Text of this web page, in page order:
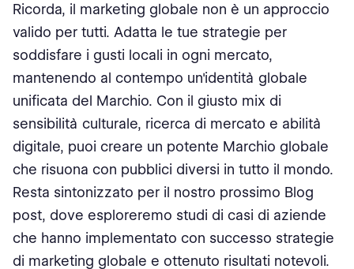
Ricorda, il marketing globale non è un approccio
valido per tutti. Adatta le tue strategie per
soddisfare i gusti locali in ogni mercato,
mantenendo al contempo un'identità globale
unificata del Marchio. Con il giusto mix di
sensibilità culturale, ricerca di mercato e abilità
digitale, puoi creare un potente Marchio globale
che risuona con pubblici diversi in tutto il mondo.
Resta sintonizzato per il nostro prossimo Blog
post, dove esploreremo studi di casi di aziende
che hanno implementato con successo strategie
di marketing globale e ottenuto risultati notevoli.